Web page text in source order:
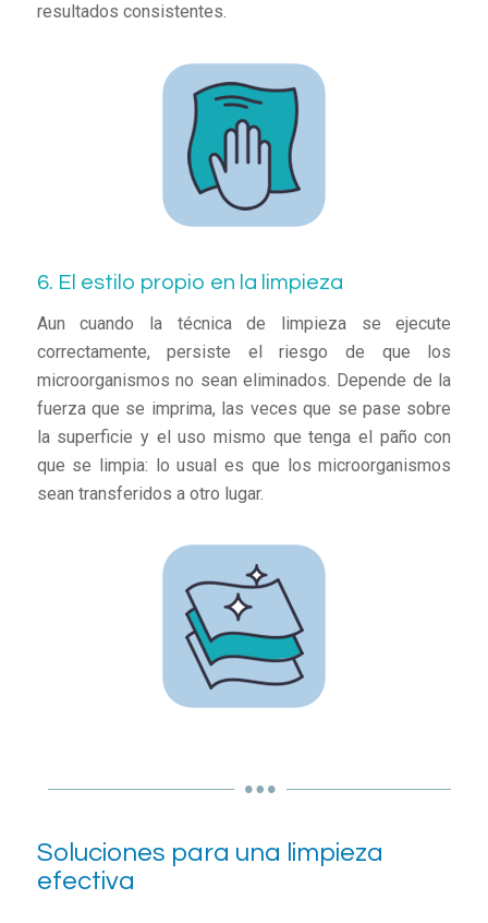
resultados consistentes.
6. El estilo propio en la limpieza
Aun cuando la técnica de limpieza se ejecute
correctamente, persiste el riesgo de que los
microorganismos no sean eliminados. Depende de la
fuerza que se imprima, las veces que se pase sobre
la superficie y el uso mismo que tenga el paño con
que se limpia: lo usual es que los microorganismos
sean transferidos a otro lugar.
Soluciones para una limpieza
efectiva